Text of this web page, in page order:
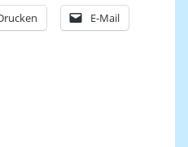
E-Mail